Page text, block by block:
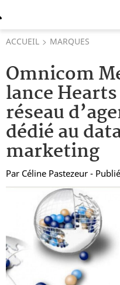
ACCUEIL MARQUES
Omnicom
lance
réseau
dédié au
marketing
Par Céline Pastezeur -